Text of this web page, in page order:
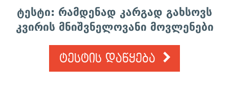
ტესტი: რამდენად კარგად გახსოვს
კვირის მნიშვნელოვანი მოვლენები
ტესტის დაწყება